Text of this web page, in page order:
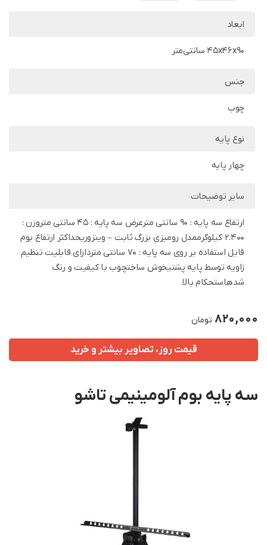
ابعاد
45x46x90 سانتی‌متر
جنس
چوب
نوع پایه
چهار پایه
سایر توضیحات
ارتفاع سه پایه : 90 سانتی مترعرض سه پایه : 45 سانتی متروزن :
2.400 کیلوگرممدل رومیزی بزرگ ثابت – وینزوریحداکثر ارتفاع بوم
قابل استفاده بر روی سه پایه : 70 سانتی متردارای قابلیت تنظیم
زاویه توسط پایه پشتیخوش ساختچوب با کیفیت و رنگ
شدهاستحکام بالا
820,000 تومان
قیمت روز، تصاویر بیشتر و خرید
سه پایه بوم آلومینیمی تاشو